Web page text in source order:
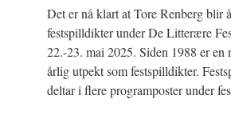
Det er nå klart at Tore Renberg blir
festspilldikter under De Litterære
22.-23. mai 2025. Siden 1988 er en
årlig utpekt som festspilldikter.
deltar i flere programposter under